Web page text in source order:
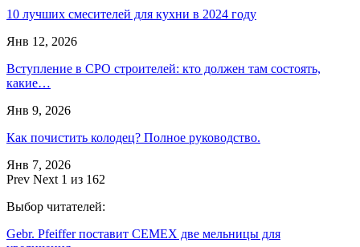
10 лучших смесителей для кухни в 2024 году
Янв 12, 2026
Вступление в СРО строителей: кто должен там состоять,
какие…
Янв 9, 2026
Как почистить колодец? Полное руководство.
Янв 7, 2026
Prev Next 1 из 162
Выбор читателей:
Gebr. Pfeiffer поставит CEMEX две мельницы для